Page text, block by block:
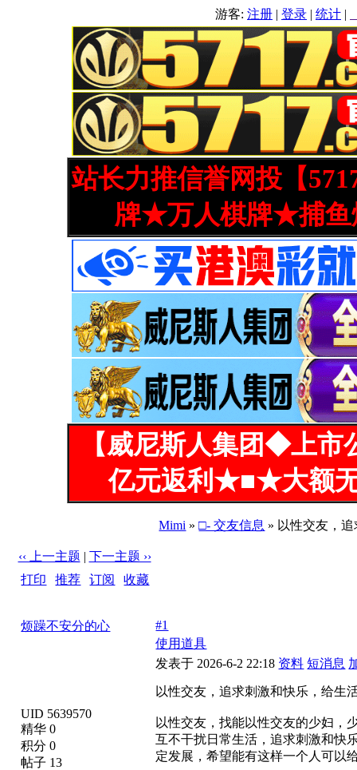
游客: 注册 | 登录 | 统计 |
站长力推信誉网投【
牌★万人棋牌★捕鱼
【威尼斯人集团◆上
亿元返利★■★大额
Mimi »□- 交友信息 » 以性交友，
‹‹ 上一主题 | 下一主题 ››
打印 |推荐 |订阅 |收藏
烦躁不安分的心
UID 5639570
精华 0
积分 0
帖子 13
#1
使用道具
发表于 2026-6-2 22:18 资料 短消息
以性交友，追求刺激和快乐，给生
以性交友，找能以性交友的少妇，
互不干扰日常生活，追求刺激和快
定发展，希望能有这样一个人可以